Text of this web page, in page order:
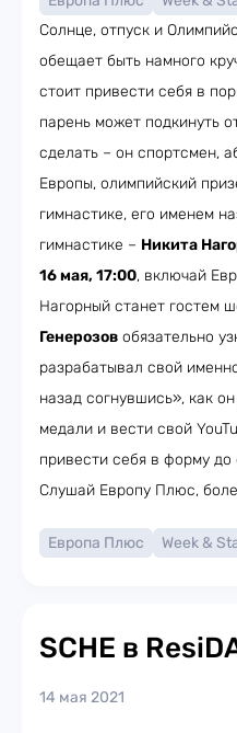
Солнце, отпуск и
обещает быть намного
стоит привести себя в
парень может подкинуть
сделать – он спортсмен,
Европы, олимпийский
гимнастике, его именем
гимнастике – Никита
16 мая, 17:00, включай
Нагорный станет гостем
Генерозов обязательно
разрабатывал свой
назад согнувшись», как
медали и вести свой
привести себя в форму до
Слушай Европу Плюс,
Европа Плюс Week &
SCHE в
14 мая 2021